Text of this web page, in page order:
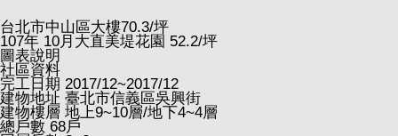
台北市中山區大樓70.3/坪
107年 10月大直美堤花園 52.2/坪
圖表說明
社區資料
完工日期 2017/12~2017/12
建物地址 臺北市信義區吳興街
建物樓層 地上9~10層/地下4~4層
總戶數 68戶